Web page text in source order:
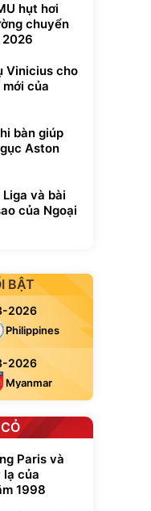
hụt hơi
chuyển
2026
Vinicius cho
của
bàn giúp
Aston
và bài
của Ngoại
BẬT
2026
Philippines
2026
Myanmar
Paris và
của
1998